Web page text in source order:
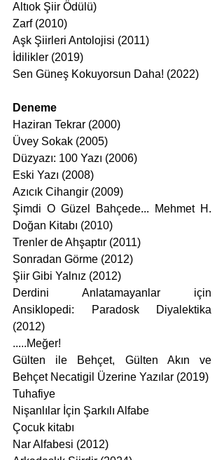
Altıok Şiir Ödülü)
Zarf (2010)
Aşk Şiirleri Antolojisi (2011)
İdilikler (2019)
Sen Güneş Kokuyorsun Daha! (2022)
Deneme
Haziran Tekrar (2000)
Üvey Sokak (2005)
Düzyazı: 100 Yazı (2006)
Eski Yazı (2008)
Azıcık Cihangir (2009)
Şimdi O Güzel Bahçede... Mehmet H.
Doğan Kitabı (2010)
Trenler de Ahşaptır (2011)
Sonradan Görme (2012)
Şiir Gibi Yalnız (2012)
Derdini Anlatamayanlar için
Ansiklopedi: Paradosk Diyalektika
(2012)
.....Meğer!
Gülten ile Behçet, Gülten Akın ve
Behçet Necatigil Üzerine Yazılar (2019)
Tuhafiye
Nişanlılar İçin Şarkılı Alfabe
Çocuk kitabı
Nar Alfabesi (2012)